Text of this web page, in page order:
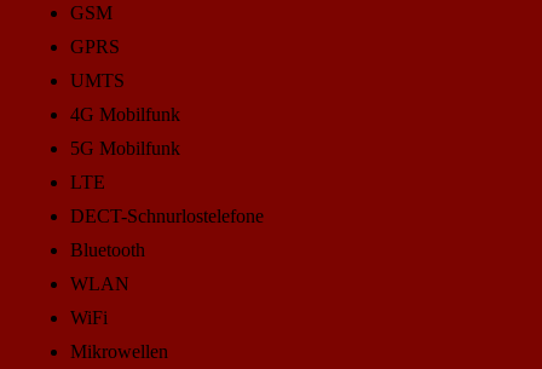
GSM
GPRS
UMTS
4G Mobilfunk
5G Mobilfunk
LTE
DECT-Schnurlostelefone
Bluetooth
WLAN
WiFi
Mikrowellen